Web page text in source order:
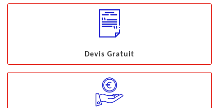
Devis Gratuit